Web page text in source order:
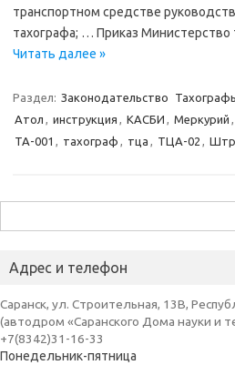
транспортном средстве
тахографа; … Приказ
Читать далее »
Раздел: Законодательство
Атол , инструкция , КАСБИ , Меркурий ,
ТА-001 , тахограф , тца , ТЦА-02 ,
Адрес и телефон
Саранск, ул. Строительная, 13В,
(автодром «Саранского Дома науки и
+7(8342)31-16-33
Понедельник-пятница